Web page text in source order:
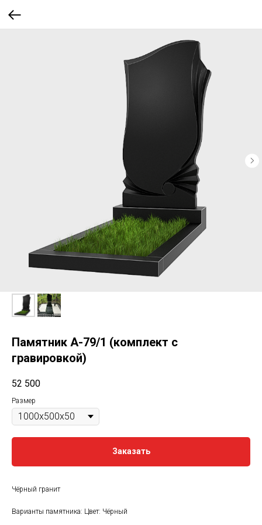
Памятник A-79/1 (комплект с
гравировкой)
52 500
Размер
Заказать
Чёрный гранит
Варианты памятника: Цвет: Чёрный